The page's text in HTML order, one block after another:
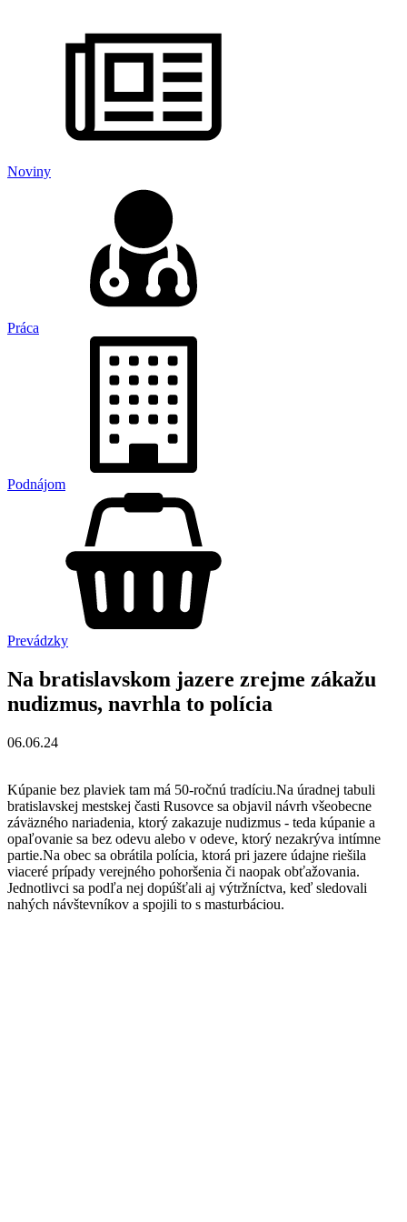
Noviny
Práca
Podnájom
Prevádzky
Na bratislavskom jazere zrejme zákažu
nudizmus, navrhla to polícia
06.06.24
Kúpanie bez plaviek tam má 50-ročnú tradíciu.Na úradnej tabuli
bratislavskej mestskej časti Rusovce sa objavil návrh všeobecne
záväzného nariadenia, ktorý zakazuje nudizmus - teda kúpanie a
opaľovanie sa bez odevu alebo v odeve, ktorý nezakrýva intímne
partie.Na obec sa obrátila polícia, ktorá pri jazere údajne riešila
viaceré prípady verejného pohoršenia či naopak obťažovania.
Jednotlivci sa podľa nej dopúšťali aj výtržníctva, keď sledovali
nahých návštevníkov a spojili to s masturbáciou.